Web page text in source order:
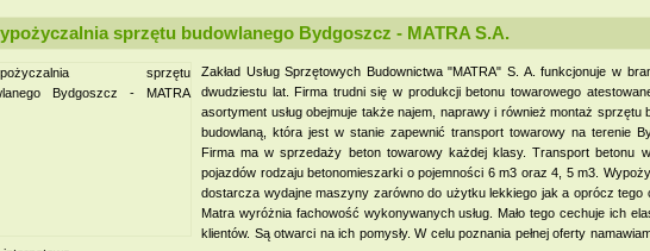
sprzętu budowlanego Bydgoszcz - MATRA S.A.
Zakład Usług Sprzętowych Budownictwa "MATRA" S. A. funkcjonuje w
dwudziestu lat. Firma trudni się w produkcji betonu towarowego
asortyment usług obejmuje także najem, naprawy i również montaż sprzętu
budowlaną, która jest w stanie zapewnić transport towarowy na terenie
Firma ma w sprzedaży beton towarowy każdej klasy. Transport betonu
pojazdów rodzaju betonomieszarki o pojemności 6 m3 oraz 4, 5 m3.
dostarcza wydajne maszyny zarówno do użytku lekkiego jak a oprócz tego
Matra wyróżnia fachowość wykonywanych usług. Mało tego cechuje ich
klientów. Są otwarci na ich pomysły. W celu poznania pełnej oferty